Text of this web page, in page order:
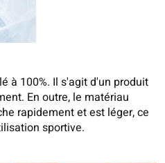
à 100%. Il s'agit d'un produit
En outre, le matériau
rapidement et est léger, ce
sportive.